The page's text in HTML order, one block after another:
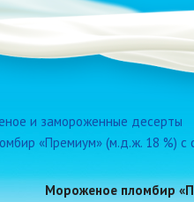
и замороженные десерты
«Премиум» (м.д.ж. 18 %)
Мороженое пломбир